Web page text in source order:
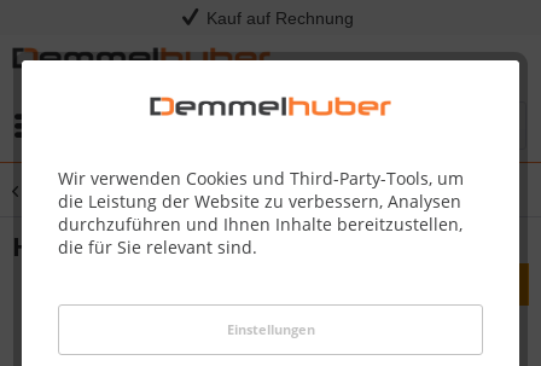
Kauf auf Rechnung
Wir verwenden Cookies und Third-Party-Tools, um
die Leistung der Website zu verbessern, Analysen
durchzuführen und Ihnen Inhalte bereitzustellen,
die für Sie relevant sind.
Einstellungen
Übersicht Hartwachs
Hartwachs Beige hell 2020